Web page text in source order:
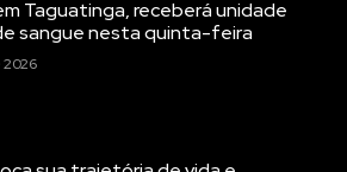
Taguatinga, receberá unidade
sangue nesta quinta-feira
2026